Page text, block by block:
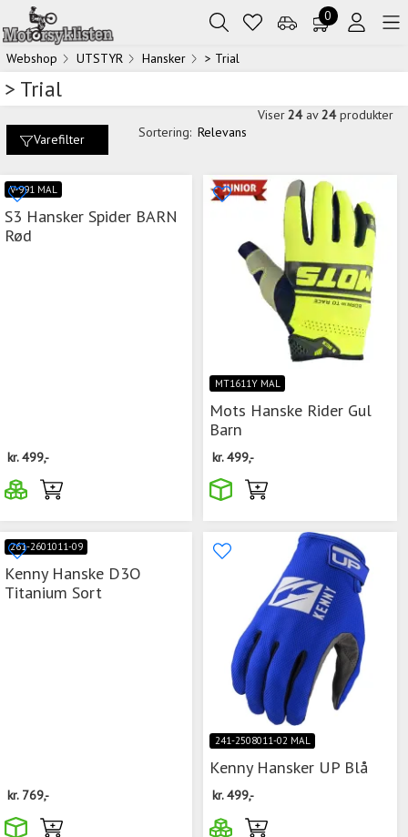
0
Webshop UTSTYR Hansker > Trial
> Trial
Varefilter Sortering: Relevans
Viser 24 av 24 produkter
V-991 MAL
S3 Hansker Spider BARN
Rød
kr.499,-
MT1611Y MAL
Mots Hanske Rider Gul
Barn
kr.499,-
261-2601011-09
Kenny Hanske D3O
Titanium Sort
kr. 769,-
241-2508011-02 MAL
Kenny Hansker UP Blå
kr.499,-